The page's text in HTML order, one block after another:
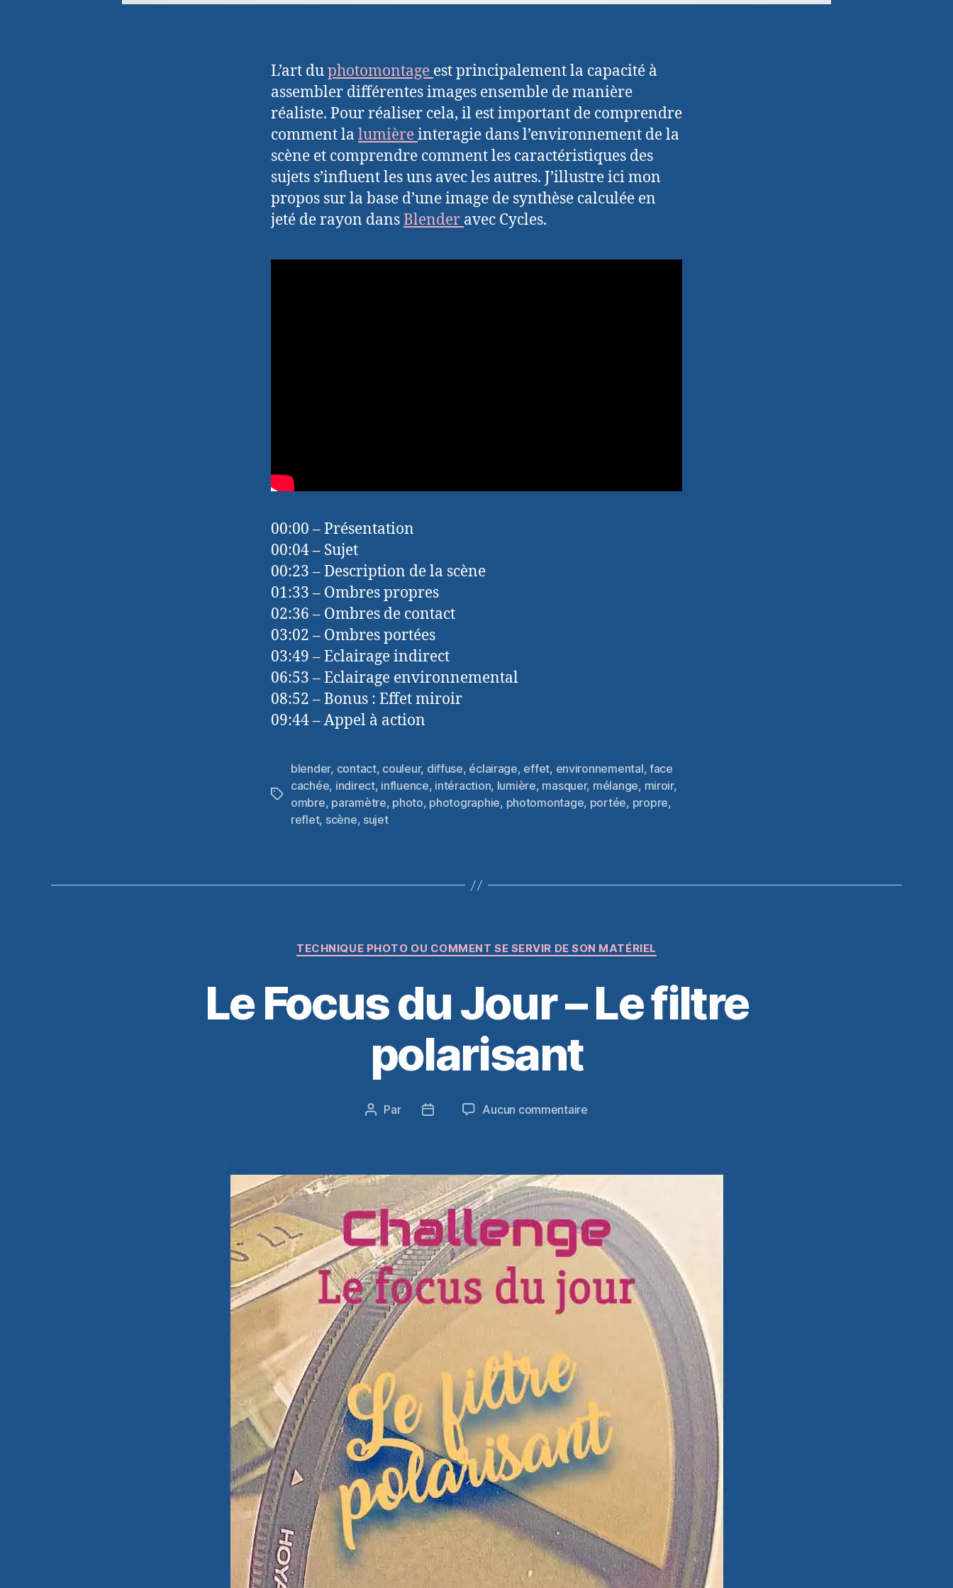
L’art duphotomontage est principalement la capacité à
assembler différentes images ensemble de manière
réaliste. Pour réaliser cela, il est important de comprendre
comment la lumièreinteragie dans l’environnement de la
scène et comprendre comment les caractéristiques des
sujets s’influent les uns avec les autres. J’illustre ici mon
propos sur la base d’une image de synthèse calculée en
jeté de rayon dansBlender avec Cycles.
00:00 – Présentation
00:04 – Sujet
00:23 – Description de la scène
01:33 – Ombres propres
02:36 – Ombres de contact
03:02 – Ombres portées
03:49 – Eclairage indirect
06:53 – Eclairage environnemental
08:52 – Bonus : Effet miroir
09:44 – Appel à action
Étiquettes
blender, contact, couleur, diffuse, éclairage, effet, environnemental, face
cachée, indirect, influence, intéraction, lumière, masquer, mélange, miroir,
ombre, paramètre, photo, photographie, photomontage, portée, propre,
reflet, scène, sujet
Catégories
TECHNIQUE PHOTO OU COMMENT SE SERVIR DE SON MATÉRIEL
Le Focus du Jour – Le filtre
polarisant
Auteur
Par
Date
Aucun commentairesur
Jour
–
Le
filtre
polarisant